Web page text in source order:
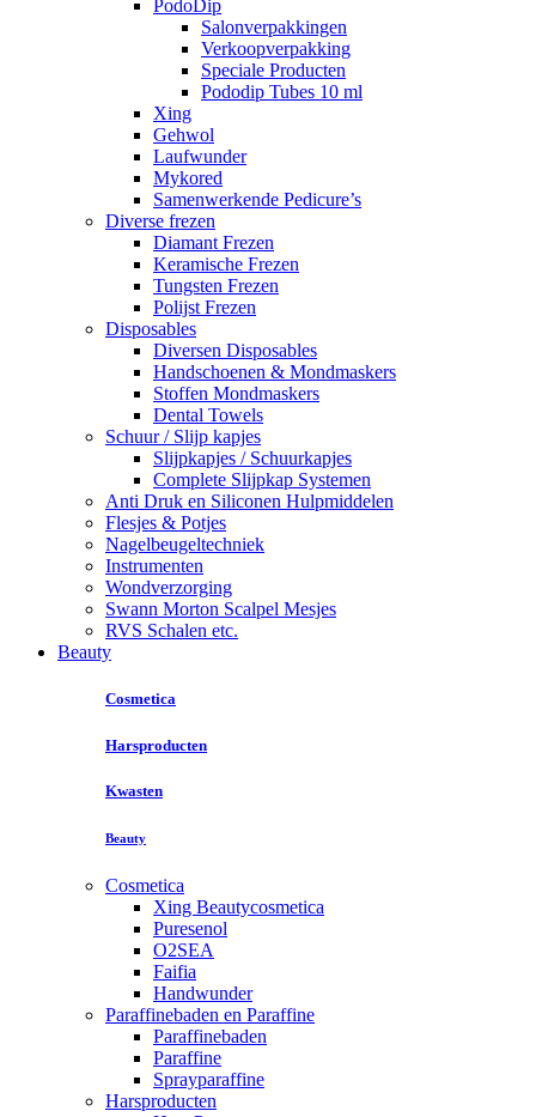
PodoDip
Salonverpakkingen
Verkoopverpakking
Speciale Producten
Pododip Tubes 10 ml
Xing
Gehwol
Laufwunder
Mykored
Samenwerkende Pedicure’s
Diverse frezen
Diamant Frezen
Keramische Frezen
Tungsten Frezen
Polijst Frezen
Disposables
Diversen Disposables
Handschoenen & Mondmaskers
Stoffen Mondmaskers
Dental Towels
Schuur / Slijp kapjes
Slijpkapjes / Schuurkapjes
Complete Slijpkap Systemen
Anti Druk en Siliconen Hulpmiddelen
Flesjes & Potjes
Nagelbeugeltechniek
Instrumenten
Wondverzorging
Swann Morton Scalpel Mesjes
RVS Schalen etc.
Beauty
Cosmetica
Harsproducten
Kwasten
Beauty
Cosmetica
Xing Beautycosmetica
Puresenol
O2SEA
Faifia
Handwunder
Paraffinebaden en Paraffine
Paraffinebaden
Paraffine
Sprayparaffine
Harsproducten